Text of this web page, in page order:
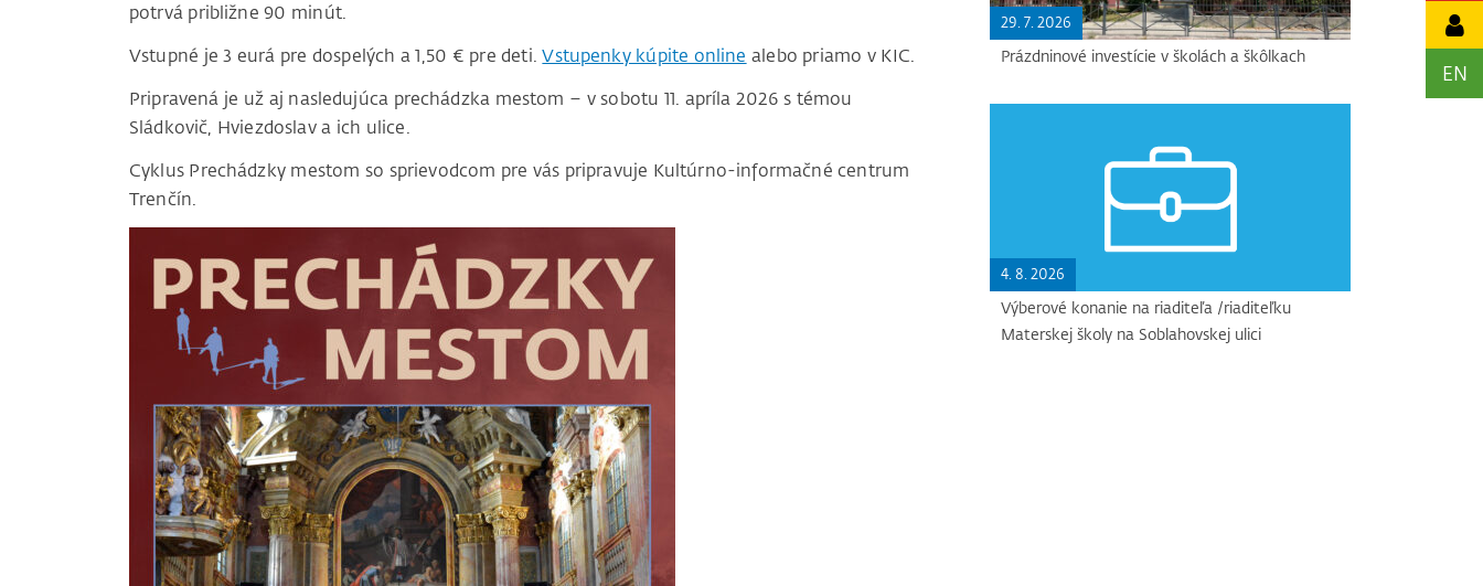
EN
potrvá približne 90 minút.
Vstupné je 3 eurá pre dospelých a 1,50 € pre deti.Vstupenky kúpite online alebo priamo v KIC.
Pripravená je už aj nasledujúca prechádzka mestom – v sobotu 11. apríla 2026 s témou
Sládkovič, Hviezdoslav a ich ulice.
Cyklus Prechádzky mestom so sprievodcom pre vás pripravuje Kultúrno-informačné centrum
Trenčín.
29. 7. 2026
Prázdninové investície v školách a škôlkach
4. 8. 2026
Výberové konanie na riaditeľa /riaditeľku
Materskej školy na Soblahovskej ulici